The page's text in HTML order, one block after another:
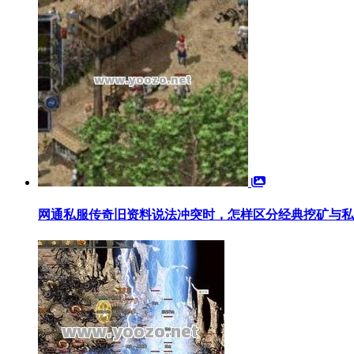
网通私服传奇旧资料说法冲突时，怎样区分经典挖矿与